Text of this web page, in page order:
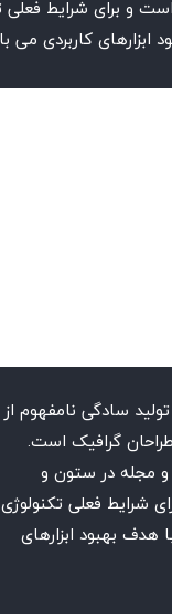
و برای شرایط فعلی
ابزارهای کاربردی می
سادگی نامفهوم از
گرافیک است.
و مجله در ستون و
شرایط فعلی تکنولوژی
هدف بهبود ابزارهای